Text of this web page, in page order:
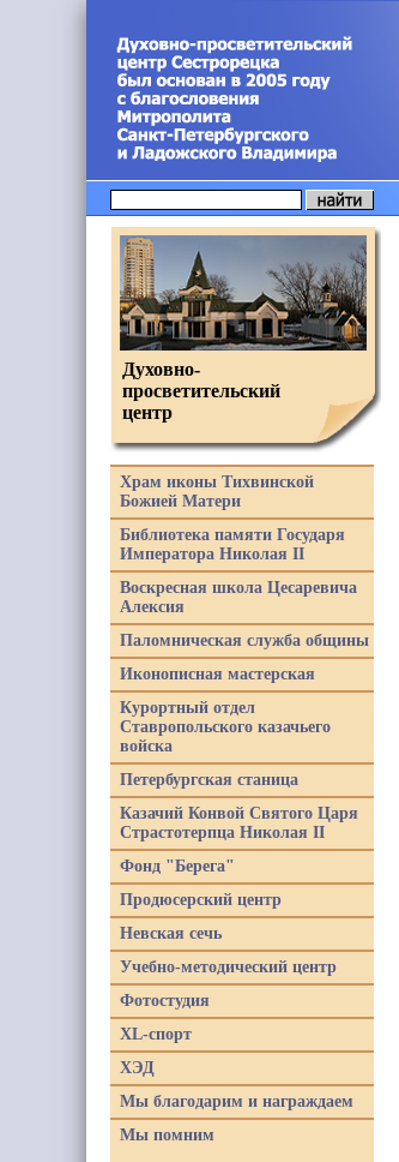
Духовно-
просветительский
центр
Храм иконы Тихвинской
Божией Матери
Библиотека памяти Государя
Императора Николая II
Воскресная школа Цесаревича
Алексия
Паломническая служба общины
Иконописная мастерская
Курортный отдел
Ставропольского казачьего
войска
Петербургская станица
Казачий Конвой Святого Царя
Страстотерпца Николая II
Фонд "Берега"
Продюсерский центр
Невская сечь
Учебно-методический центр
Фотостудия
XL-спорт
ХЭД
Мы благодарим и награждаем
Мы помним